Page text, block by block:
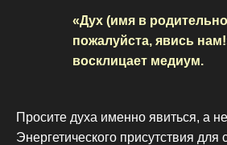
«Дух (имя в
пожалуйста, явись
восклицает медиум.
Просите духа именно явиться, а
Энергетического присутствия для